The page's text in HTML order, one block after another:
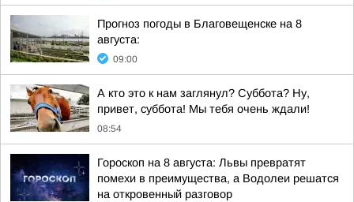
Прогноз погоды в Благовещенске на 8
августа:
09:00
А кто это к нам заглянул? Суббота? Ну,
привет, суббота! Мы тебя очень ждали!
08:54
Гороскоп на 8 августа: Львы превратят
помехи в преимущества, а Водолеи решатся
на откровенный разговор